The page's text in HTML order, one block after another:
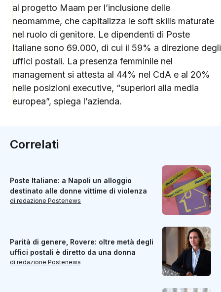
al progetto Maam per l’inclusione delle
neomamme, che capitalizza le soft skills maturate
nel ruolo di genitore. Le dipendenti di Poste
Italiane sono 69.000, di cui il 59% a direzione degli
uffici postali. La presenza femminile nel
management si attesta al 44% nel CdA e al 20%
nelle posizioni executive, “superiori alla media
europea”, spiega l’azienda.
Correlati
Poste Italiane: a Napoli un alloggio
destinato alle donne vittime di violenza
di redazione Postenews
Parità di genere, Rovere: oltre metà degli
uffici postali è diretto da una donna
di redazione Postenews